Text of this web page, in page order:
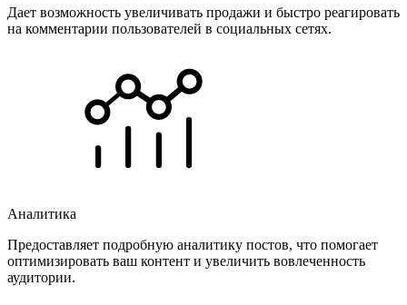
Дает возможность увеличивать продажи и быстро реагировать
на комментарии пользователей в социальных сетях.
Аналитика
Предоставляет подробную аналитику постов, что помогает
оптимизировать ваш контент и увеличить вовлеченность
аудитории.